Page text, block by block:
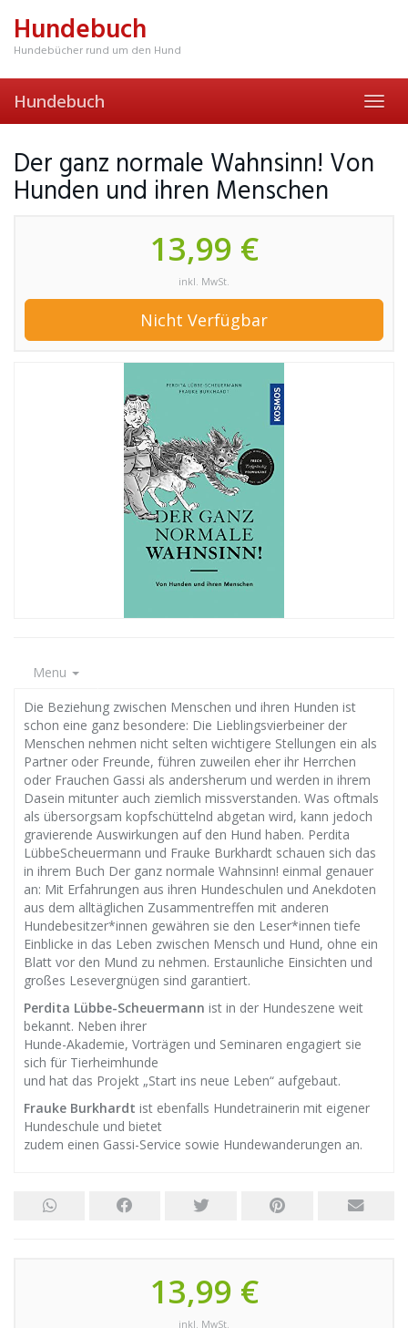
mainHundebuch
Hundebücher rund um den Hund
Hundebuch
Der ganz normale Wahnsinn! Von
Hunden und ihren Menschen
13,99 €
inkl. MwSt.
Nicht Verfügbar
Menu
Die Beziehung zwischen Menschen und ihren Hunden ist
schon eine ganz besondere: Die Lieblingsvierbeiner der
Menschen nehmen nicht selten wichtigere Stellungen ein als
Partner oder Freunde, führen zuweilen eher ihr Herrchen
oder Frauchen Gassi als andersherum und werden in ihrem
Dasein mitunter auch ziemlich missverstanden. Was oftmals
als übersorgsam kopfschüttelnd abgetan wird, kann jedoch
gravierende Auswirkungen auf den Hund haben. Perdita
LübbeScheuermann und Frauke Burkhardt schauen sich das
in ihrem Buch Der ganz normale Wahnsinn! einmal genauer
an: Mit Erfahrungen aus ihren Hundeschulen und Anekdoten
aus dem alltäglichen Zusammentreffen mit anderen
Hundebesitzer*innen gewähren sie den Leser*innen tiefe
Einblicke in das Leben zwischen Mensch und Hund, ohne ein
Blatt vor den Mund zu nehmen. Erstaunliche Einsichten und
großes Lesevergnügen sind garantiert.
Perdita Lübbe-Scheuermann ist in der Hundeszene weit
bekannt. Neben ihrer
Hunde-Akademie, Vorträgen und Seminaren engagiert sie
sich für Tierheimhunde
und hat das Projekt „Start ins neue Leben“ aufgebaut.
Frauke Burkhardt ist ebenfalls Hundetrainerin mit eigener
Hundeschule und bietet
zudem einen Gassi-Service sowie Hundewanderungen an.
13,99 €
inkl. MwSt.